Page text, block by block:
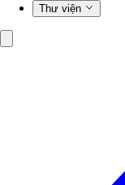
Thư viện